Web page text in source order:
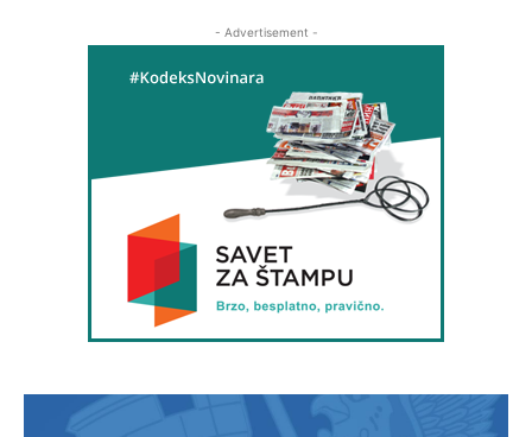
- Advertisement -